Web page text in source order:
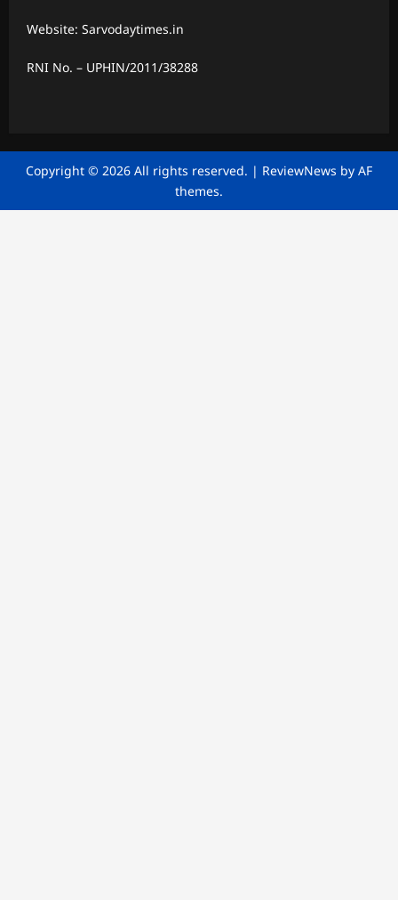
Website: Sarvodaytimes.in
RNI No. – UPHIN/2011/38288
Copyright © 2026 All rights reserved. | ReviewNews by AF
themes.